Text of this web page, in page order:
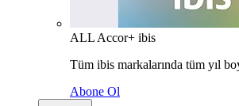
ALL Accor+ ibis
Tüm ibis markalarında tüm yıl
Abone Ol